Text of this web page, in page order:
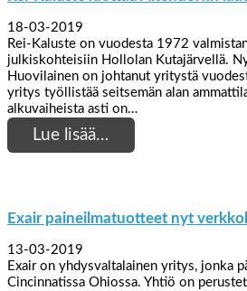
18-03-2019
Rei-Kaluste on vuodesta 1972
julkiskohteisiin Hollolan Kutajärvellä.
Huovilainen on johtanut yritystä
yritys työllistää seitsemän alan
alkuvaiheista asti on…
Lue lisää…
Exair paineilmatuotteet nyt
13-03-2019
Exair on yhdysvaltalainen yritys, jonka
Cincinnatissa Ohiossa. Yhtiö on